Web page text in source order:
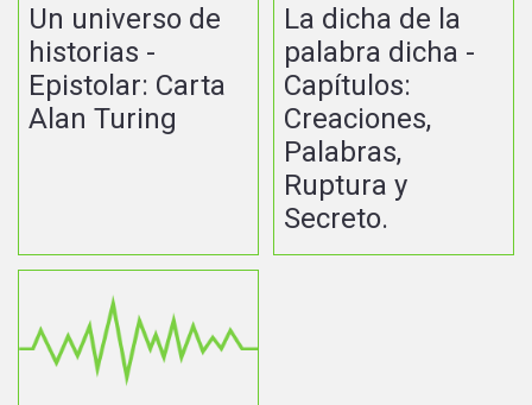
Un universo de
historias -
Epistolar: Carta
Alan Turing
La dicha de la
palabra dicha -
Capítulos:
Creaciones,
Palabras,
Ruptura y
Secreto.